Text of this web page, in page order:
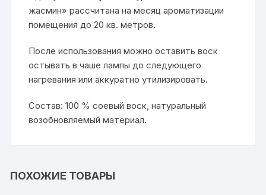
жасмин» рассчитана на месяц ароматизации
помещения до 20 кв. метров.
После использования можно оставить воск
остывать в чаше лампы до следующего
нагревания или аккуратно утилизировать.
Состав: 100 % соевый воск, натуральный
возобновляемый материал.
ПОХОЖИЕ ТОВАРЫ